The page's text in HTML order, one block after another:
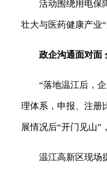
活动围绕用电保
壮大与医药健康产业“
政企沟通面对面
“落地温江后，
理体系，申报、注册
展情况后“开门见山”
温江高新区现场